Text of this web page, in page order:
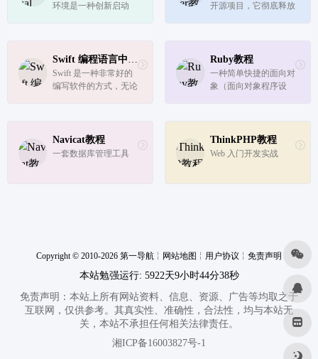
环境是一种创新启动
开源项目，它彻底释放
用开发的成本！使用 D
ocker，可以让应用的
部署、测试和分发都变
Swift 编程语言中文教程
Swift 是一种非常好的
编写软件的方式，无论
全，快速和互动的编程
语言，将现代编程语言
Ruby教程
一种简单快捷的面向对
象（面向对象程序设
Navicat教程
一套数据库管理工具
ThinkPHP教程
Web 入门开发实战
Copyright © 2010-2026 第一导航 ╎ 网站地图 ╎ 用户协议 ╎ 免责声明
本站勉强运行: 5922天9小时44分38秒
免责声明：本站上所有网站资料、信息、资源、广告等均取之于
互联网，仅供参考。其真实性、准确性，合法性，均与本站无
关，本站不承担任何相关法律责任。
湘ICP备16003827号-1